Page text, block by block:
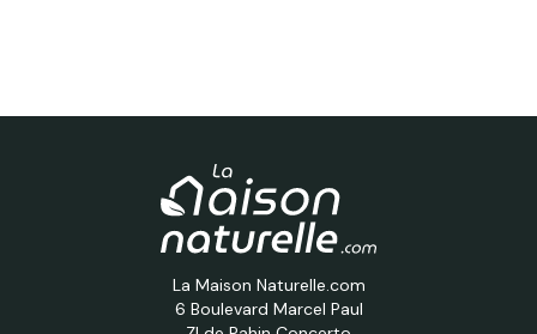
La Maison Naturelle.com
6 Boulevard Marcel Paul